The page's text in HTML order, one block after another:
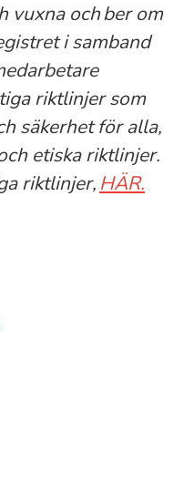
vuxna och ber om
i samband
riktlinjer som
säkerhet för alla,
etiska riktlinjer.
riktlinjer, HÄR.